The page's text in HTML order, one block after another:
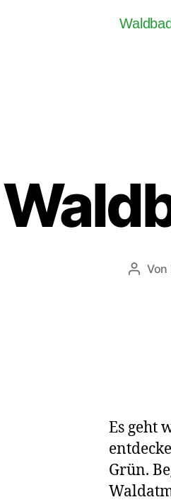
Von
Es geht
Grün.